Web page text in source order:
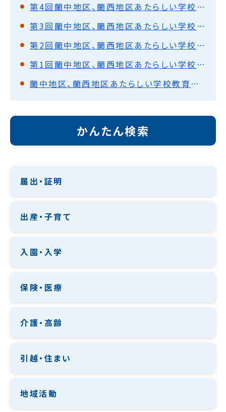
第4回蘭中地区、蘭西地区あたらしい学校教育推進協議会
第3回蘭中地区、蘭西地区あたらしい学校教育推進協議会
第2回蘭中地区、蘭西地区あたらしい学校教育推進協議会
第1回蘭中地区、蘭西地区あたらしい学校教育推進協議会
蘭中地区、蘭西地区あたらしい学校教育推進協議会
かんたん検索
届出・証明
出産・子育て
入園・入学
保険・医療
介護・高齢
引越・住まい
地域活動